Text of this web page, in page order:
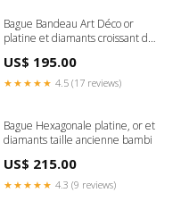
Bague Bandeau Art Déco or
platine et diamants croissant de
US$ 195.00
★★★★★ 4.5 (17 reviews)
Bague Hexagonale platine, or et
diamants taille ancienne bambi
US$ 215.00
★★★★★ 4.3 (9 reviews)